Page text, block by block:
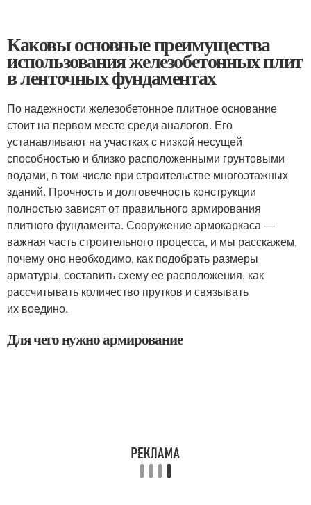
Каковы основные преимущества
использования железобетонных плит
в ленточных фундаментах
По надежности железобетонное плитное основание
стоит на первом месте среди аналогов. Его
устанавливают на участках с низкой несущей
способностью и близко расположенными грунтовыми
водами, в том числе при строительстве многоэтажных
зданий. Прочность и долговечность конструкции
полностью зависят от правильного армирования
плитного фундамента. Сооружение армокаркаса —
важная часть строительного процесса, и мы расскажем,
почему оно необходимо, как подобрать размеры
арматуры, составить схему ее расположения, как
рассчитывать количество прутков и связывать
их воедино.
Для чего нужно армирование